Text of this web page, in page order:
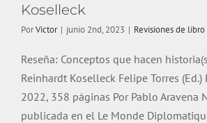
Koselleck
PorVictor | junio 2nd, 2023 | Revisiones de libro
Reseña: Conceptos que hacen
Reinhardt Koselleck Felipe Torres
2022, 358 páginas Por Pablo Aravena
publicada en el Le Monde